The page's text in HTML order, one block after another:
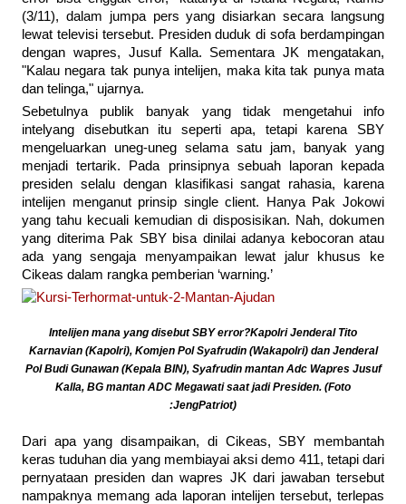
(3/11), dalam jumpa pers yang disiarkan secara langsung
lewat televisi tersebut. Presiden duduk di sofa berdampingan
dengan wapres, Jusuf Kalla. Sementara JK mengatakan,
"Kalau negara tak punya intelijen, maka kita tak punya mata
dan telinga," ujarnya.
Sebetulnya publik banyak yang tidak mengetahui info
intelyang disebutkan itu seperti apa, tetapi karena SBY
mengeluarkan uneg-uneg selama satu jam, banyak yang
menjadi tertarik. Pada prinsipnya sebuah laporan kepada
presiden selalu dengan klasifikasi sangat rahasia, karena
intelijen menganut prinsip single client. Hanya Pak Jokowi
yang tahu kecuali kemudian di disposisikan. Nah, dokumen
yang diterima Pak SBY bisa dinilai adanya kebocoran atau
ada yang sengaja menyampaikan lewat jalur khusus ke
Cikeas dalam rangka pemberian ‘warning.’
Intelijen mana yang disebut SBY error?Kapolri Jenderal Tito
Karnavian (Kapolri), Komjen Pol Syafrudin (Wakapolri) dan Jenderal
Pol Budi Gunawan (Kepala BIN), Syafrudin mantan Adc Wapres Jusuf
Kalla, BG mantan ADC Megawati saat jadi Presiden. (Foto
:JengPatriot)
Dari apa yang disampaikan, di Cikeas, SBY membantah
keras tuduhan dia yang membiayai aksi demo 411, tetapi dari
pernyataan presiden dan wapres JK dari jawaban tersebut
nampaknya memang ada laporan intelijen tersebut, terlepas